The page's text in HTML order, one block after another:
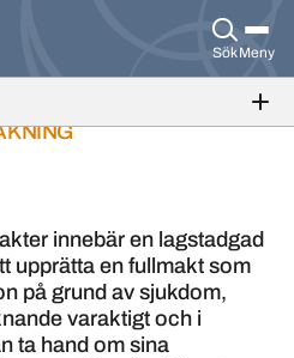
SökMeny
innebär en lagstadgad
upprätta en fullmakt som
på grund av sjukdom,
varaktigt och i
ta hand om sina